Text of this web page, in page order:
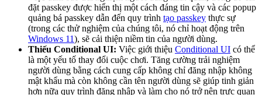
đặt passkey được hiển thị một cách đáng tin cậy và các popup
quảng bá passkey dẫn đến quy trình tạo passkey thực sự
(trong các thử nghiệm của chúng tôi, nó chỉ hoạt động trên
Windows 11), sẽ cải thiện niềm tin của người dùng.
Thiếu Conditional UI: Việc giới thiệu Conditional UI có thể
là một yếu tố thay đổi cuộc chơi. Tăng cường trải nghiệm
người dùng bằng cách cung cấp không chỉ đăng nhập không
mật khẩu mà còn không cần tên người dùng sẽ giúp tinh giản
hơn nữa quy trình đăng nhập và làm cho nó trở nên trực quan